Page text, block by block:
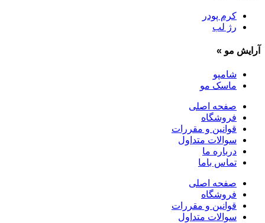
کرم پودر
رژ لب
آرایش مو »
شامپو
ماسک مو
صفحه اصلی
فروشگاه
قوانین و مقررات
سوالات متداول
درباره ما
تماس باما
صفحه اصلی
فروشگاه
قوانین و مقررات
سوالات متداول